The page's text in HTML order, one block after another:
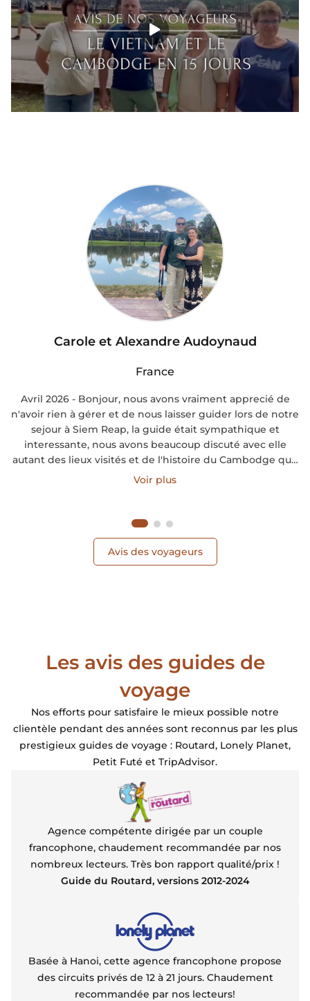
Carole et Alexandre Audoynaud
France
Avril 2026 - Bonjour, nous avons vraiment apprecié de
n'avoir rien à gérer et de nous laisser guider lors de notre
sejour à Siem Reap, la guide était sympathique et
interessante, nous avons beaucoup discuté avec elle
autant des lieux visités et de l'histoire du Cambodge que
de la vie en général dans son pays. Le chauffeur était
très bien, espace exterieur piscine très apréciable après
les journées de visite, personnel adorable.
Transfert hotel-aéroport-port ok, bateau rapide pour Koh
plage, d'ou tranquillité absolue alors que le Long Set
Beach est, certes plus central mais proche du ponton
d'arrivée des bateaux et du coup c'est plus bruyant.
Notre bugalow était top, le petit déjeuner excellent
Voir plus
Avis des voyageurs
Les avis des guides de
voyage
Nos efforts pour satisfaire le mieux possible notre
clientèle pendant des années sont reconnus par les plus
prestigieux guides de voyage : Routard, Lonely Planet,
Petit Futé et TripAdvisor.
Agence compétente dirigée par un couple
francophone, chaudement recommandée par nos
nombreux lecteurs. Très bon rapport qualité/prix !
Guide du Routard, versions 2012-2024
Basée à Hanoi, cette agence francophone propose
des circuits privés de 12 à 21 jours. Chaudement
recommandée par nos lecteurs!